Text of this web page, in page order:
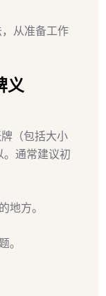
从准备工作
义
（包括大小
通常建议初
地方。
。